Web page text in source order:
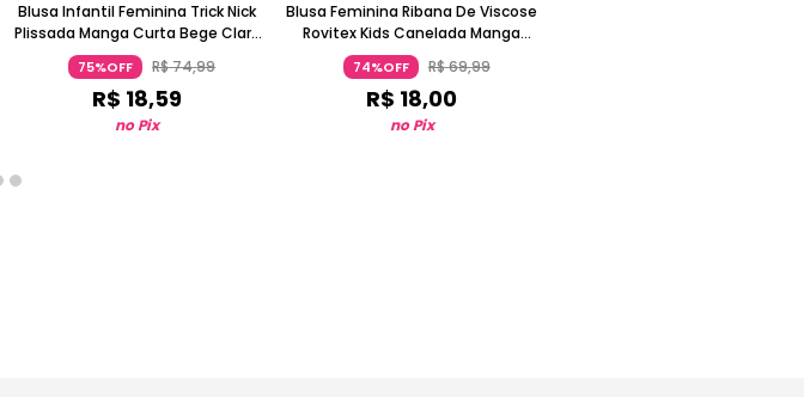
Blusa Infantil Feminina Trick Nick
Plissada Manga Curta Bege Claro
Rovitex Kids
75%OFF R$74,99
R$ 18,59
no Pix
Blusa Feminina Ribana De Viscose
Rovitex Kids Canelada Manga
Curta Chumbo
74%OFF R$69,99
R$ 18,00
no Pix